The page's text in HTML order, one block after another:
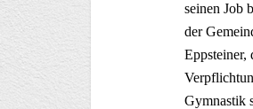
seinen Job
der
Eppsteiner,
Gymnastik